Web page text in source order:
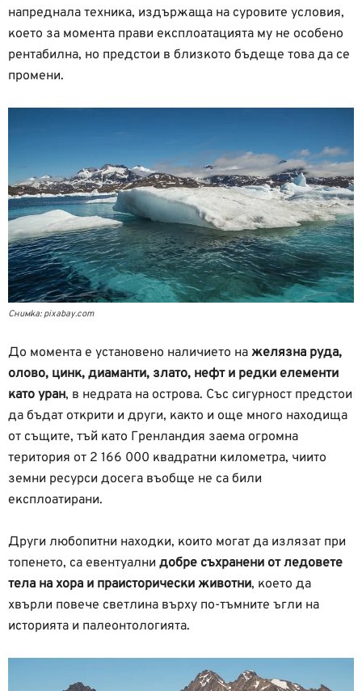
напреднала техника, издържаща на суровите условия,
което за момента прави експлоатацията му не особено
рентабилна, но предстои в близкото бъдеще това да се
промени.
Снимка: pixabay.com
До момента е установено наличието на желязна руда,
олово, цинк, диаманти, злато, нефт и редки елементи
като уран, в недрата на острова. Със сигурност предстои
да бъдат открити и други, както и още много находища
от същите, тъй като Гренландия заема огромна
територия от 2 166 000 квадратни километра, чиито
земни ресурси досега въобще не са били
експлоатирани.
Други любопитни находки, които могат да излязат при
топенето, са евентуални добре съхранени от ледовете
тела на хора и праисторически животни, което да
хвърли повече светлина върху по-тъмните ъгли на
историята и палеонтологията.